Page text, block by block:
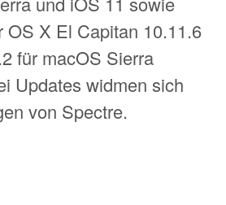
OS X El Capitan 10.11.6
für macOS Sierra
Updates widmen sich
von Spectre.